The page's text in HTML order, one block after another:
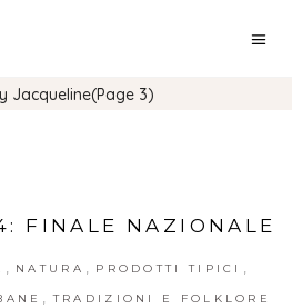
Jacqueline(Page 3)
FINALE NAZIONALE
, NATURA , PRODOTTI TIPICI ,
, TRADIZIONI E FOLKLORE